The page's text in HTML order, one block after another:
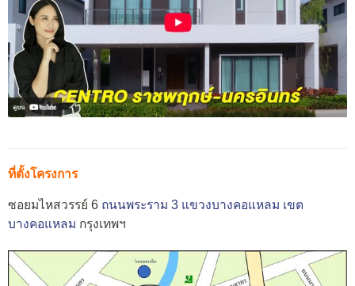
ที่ตั้งโครงการ
ซอยมไหสวรรย์ 6 ถนนพระราม 3 แขวงบางคอแหลม เขต
บางคอแหลม กรุงเทพฯ